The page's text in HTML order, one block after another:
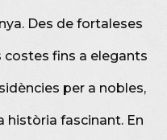
Des de fortaleses
costes fins a elegants
per a nobles,
història fascinant. En